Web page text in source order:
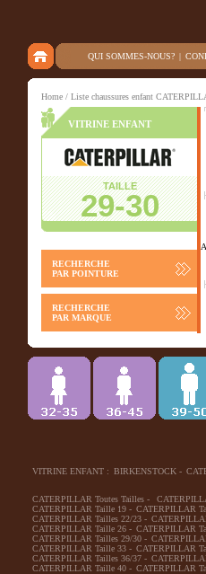
QUI SOMMES-NOUS? |
Home / Liste chaussures enfant
VITRINE ENFANT
TAILLE
29-30
RECHERCHE
PAR POINTURE
RECHERCHE
PAR MARQUE
VITRINE ENFANT : BIRKENSTOCK -
CATERPILLAR Toutes Tailles -
CATERPILLAR Taille 19 - CATERPILLAR
CATERPILLAR Tailles 22/23 -
CATERPILLAR Taille 26 - CATERPILLAR
CATERPILLAR Tailles 29/30 -
CATERPILLAR Taille 33 - CATERPILLAR
CATERPILLAR Tailles 36/37 -
CATERPILLAR Taille 40 - CATERPILLAR